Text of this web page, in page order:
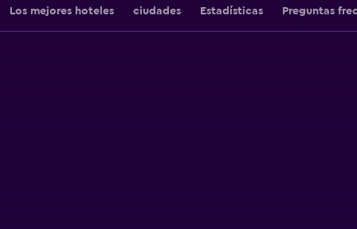
Los mejores hoteles ciudades Estadísticas Preguntas